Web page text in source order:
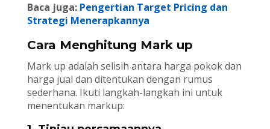
Baca juga: Pengertian Target Pricing dan
Strategi Menerapkannya
Cara Menghitung Mark up
Mark up adalah selisih antara harga pokok dan
harga jual dan ditentukan dengan rumus
sederhana. Ikuti langkah-langkah ini untuk
menentukan markup: